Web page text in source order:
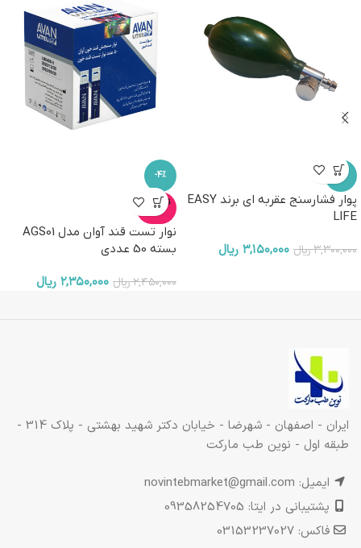
-5%
پوار فشارسنج عقربه ای برند EASY
LIFE
۳,۳۰۰,۰۰۰ریال ۳,۱۵۰,۰۰۰ ریال
-4%
ناموجو
د
نوار تست قند آوان مدل AGS01
بسته 50 عددی
۲,۴۵۰,۰۰۰ریال ۲,۳۵۰,۰۰۰ ریال
ایران - اصفهان - شهرضا - خیابان دکتر شهید بهشتی - پلاک 314 -
طبقه اول - نوین طب مارکت
ایمیل: novintebmarket@gmail.com
پشتیبانی در ایتا: 09358254705
فاکس: 03153237027